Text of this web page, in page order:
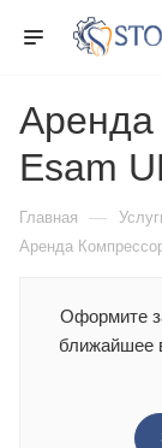
Аренда
Esam
Главная —
Аренда
Оформите
ближайшее